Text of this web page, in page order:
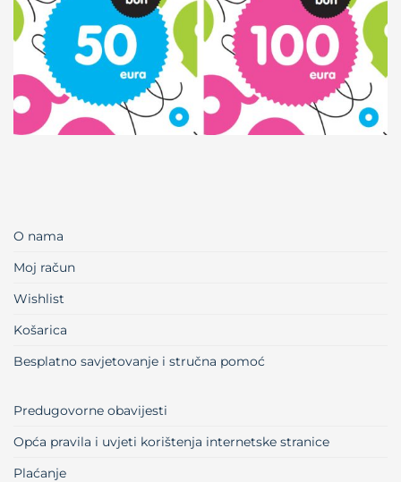
O nama
Moj račun
Wishlist
Košarica
Besplatno savjetovanje i stručna pomoć
Predugovorne obavijesti
Opća pravila i uvjeti korištenja internetske stranice
Plaćanje